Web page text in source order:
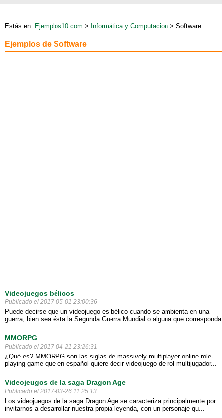
Estás en: Ejemplos10.com > Informática y Computacion > Software
Ejemplos de Software
Videojuegos bélicos
Publicado el 2017-05-01 23:00:36
Puede decirse que un videojuego es bélico cuando se ambienta en una
guerra, bien sea ésta la Segunda Guerra Mundial o alguna que
MMORPG
Publicado el 2017-04-21 23:26:31
¿Qué es? MMORPG son las siglas de massively multiplayer online role-
playing game que en español quiere decir videojuego de rol multijugador...
Videojeugos de la saga Dragon Age
Publicado el 2017-03-26 11:25:13
Los videojuegos de la saga Dragon Age se caracteriza principalmente por
invitarnos a desarrollar nuestra propia leyenda, con un personaje qu...